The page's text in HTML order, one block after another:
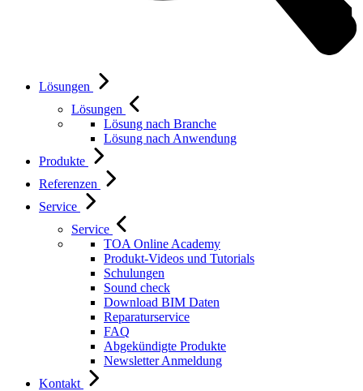
Lösungen
Lösungen
Lösung nach Branche
Lösung nach Anwendung
Produkte
Referenzen
Service
Service
TOA Online Academy
Produkt-Videos und Tutorials
Schulungen
Sound check
Download BIM Daten
Reparaturservice
FAQ
Abgekündigte Produkte
Newsletter Anmeldung
Kontakt